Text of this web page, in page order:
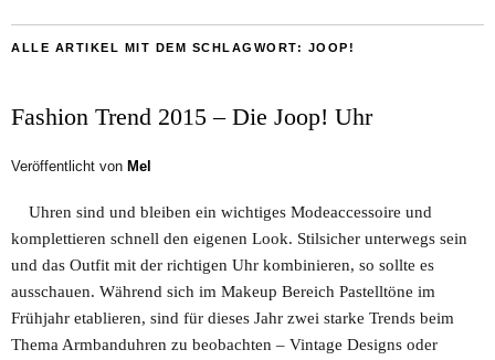
ALLE ARTIKEL MIT DEM SCHLAGWORT: JOOP!
Fashion Trend 2015 – Die Joop! Uhr
Veröffentlicht von Mel
Uhren sind und bleiben ein wichtiges Modeaccessoire und
komplettieren schnell den eigenen Look. Stilsicher unterwegs sein
und das Outfit mit der richtigen Uhr kombinieren, so sollte es
ausschauen. Während sich im Makeup Bereich Pastelltöne im
Frühjahr etablieren, sind für dieses Jahr zwei starke Trends beim
Thema Armbanduhren zu beobachten – Vintage Designs oder